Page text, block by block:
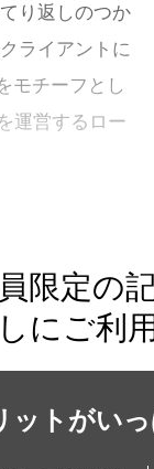
り返しのつか
ライアントに
モチーフとし
運営するロー
限定の
にご利
トがいっ